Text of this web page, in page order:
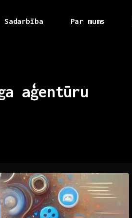
Sadarbība Par mums
aģentūru